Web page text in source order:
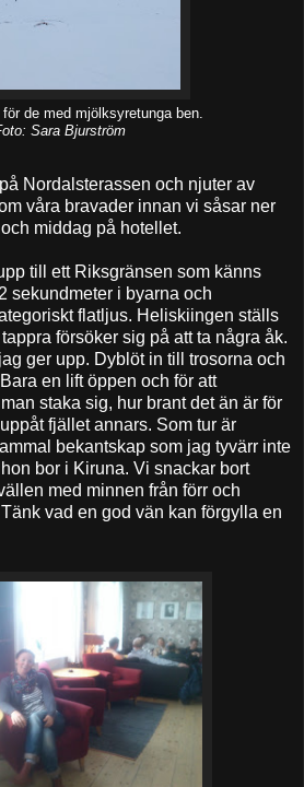
de med mjölksyretunga ben.
Sara Bjurström
Nordalsterassen och njuter av
våra bravader innan vi såsar ner
middag på hotellet.
till ett Riksgränsen som känns
sekundmeter i byarna och
flatljus. Heliskiingen ställs
försöker sig på att ta några åk.
ger upp. Dyblöt in till trosorna och
en lift öppen och för att
staka sig, hur brant det än är för
fjället annars. Som tur är
bekantskap som jag tyvärr inte
bor i Kiruna. Vi snackar bort
med minnen från förr och
vad en god vän kan förgylla en